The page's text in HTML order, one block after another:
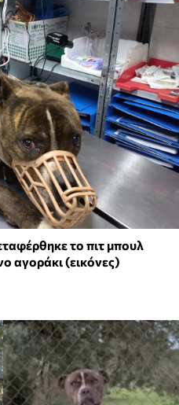
το πιτ μπουλ
αγοράκι (εικόνες)